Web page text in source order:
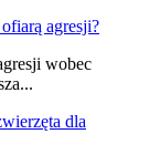
agresji?
wobec
dla